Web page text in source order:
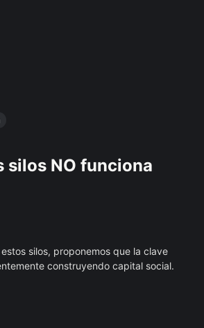
silos NO funciona
silos, proponemos que la clave
construyendo capital social.